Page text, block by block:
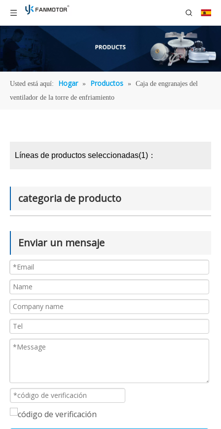
Usted está aquí: Hogar » Productos »
Caja de engranajes del
ventilador de la torre de enfriamiento
Líneas de productos seleccionadas(1)：
categoria de producto
Enviar un mensaje